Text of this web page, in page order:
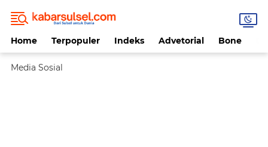
Home Terpopuler Indeks Advetorial Bone
Media Sosial